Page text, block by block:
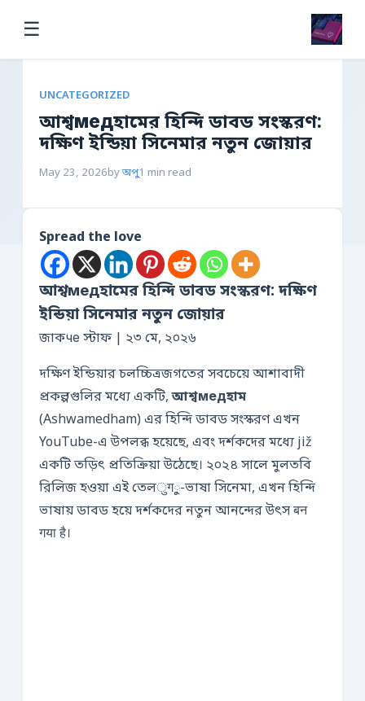
☰
UNCATEGORIZED
আশ্বмедহামের হিন্দি ডাবড সংস্করণ:
দক্ষিণ ইন্ডিয়া সিনেমার নতুন জোয়ার
May 23, 2026byঅপু1 min read
Spread the love
আশ্বмедহামের হিন্দি ডাবড সংস্করণ: দক্ষিণ
ইন্ডিয়া সিনেমার নতুন জোয়ার
জাকче স্টাফ | ২৩ মে, ২০২৬
দক্ষিণ ইন্ডিয়ার চলচ্চিত্রজগতের সবচেয়ে আশাবাদী
প্রকল্পগুলির মধ্যে একটি,আশ্বмедহাম
(Ashwamedham) এর হিন্দি ডাবড সংস্করণ এখন
YouTube-এ উপলব্ধ হয়েছে, এবং দর্শকদের মধ্যে již
একটি তড়িৎ প্রতিক্রিয়া উঠেছে। ২০২৪ সালে মুলতবি
রিলিজ হওয়া এই তেলुगু-ভাষা সিনেমা, এখন হিন্দি
ভাষায় ডাবড হয়ে দর্শকদের নতুন আনন্দের উৎস बन
गया है।